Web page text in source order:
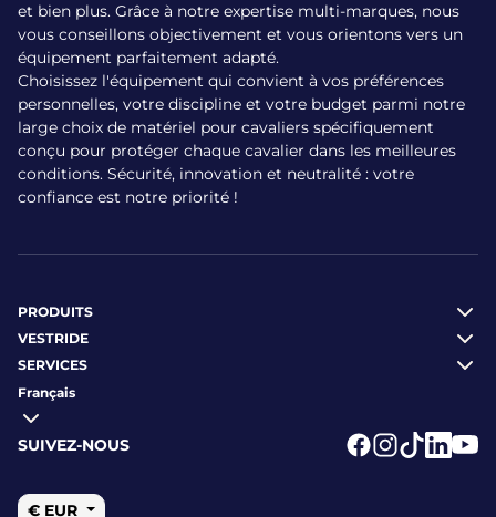
et bien plus. Grâce à notre expertise multi-marques, nous
vous conseillons objectivement et vous orientons vers un
équipement parfaitement adapté.
Choisissez l'équipement qui convient à vos préférences
personnelles, votre discipline et votre budget parmi notre
large choix de matériel pour cavaliers spécifiquement
conçu pour protéger chaque cavalier dans les meilleures
conditions. Sécurité, innovation et neutralité : votre
confiance est notre priorité !
PRODUITS
VESTRIDE
SERVICES
Français
SUIVEZ-NOUS
€ EUR